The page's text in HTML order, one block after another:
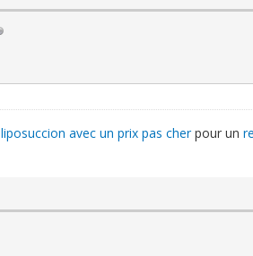
liposuccion avec un prix pas cherpour un